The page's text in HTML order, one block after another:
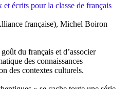
écrits pour la classe de français
française), Michel Boiron
du français et d’associer
des connaissances
des contextes culturels.